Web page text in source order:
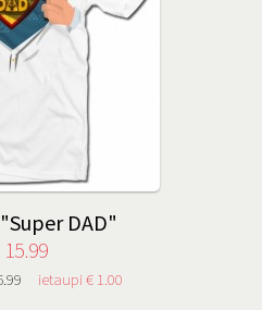
DAD"
ietaupi € 1.00